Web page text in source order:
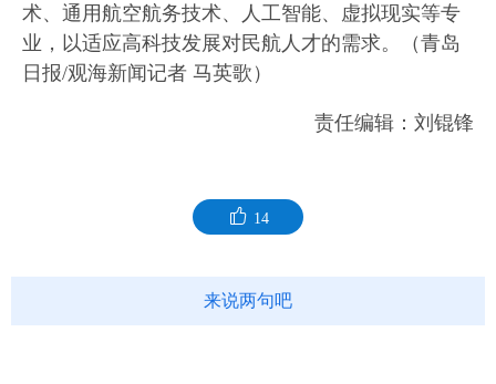
术、通用航空航务技术、人工智能、虚拟现实等专
业，以适应高科技发展对民航人才的需求。（青岛
日报/观海新闻记者 马英歌）
责任编辑：刘锟锋
14
来说两句吧